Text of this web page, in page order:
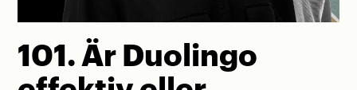
101. Är Duolingo